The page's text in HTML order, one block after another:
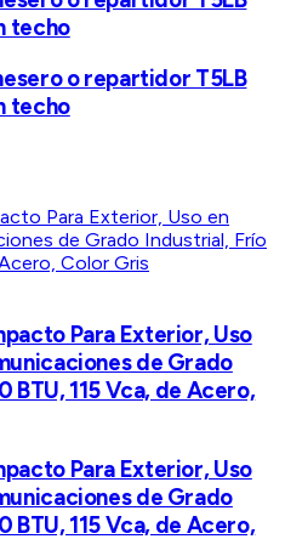
techo
o repartidor T5LB
techo
Para Exterior, Uso
de Grado
115 Vca, de Acero,
Para Exterior, Uso
de Grado
115 Vca, de Acero,